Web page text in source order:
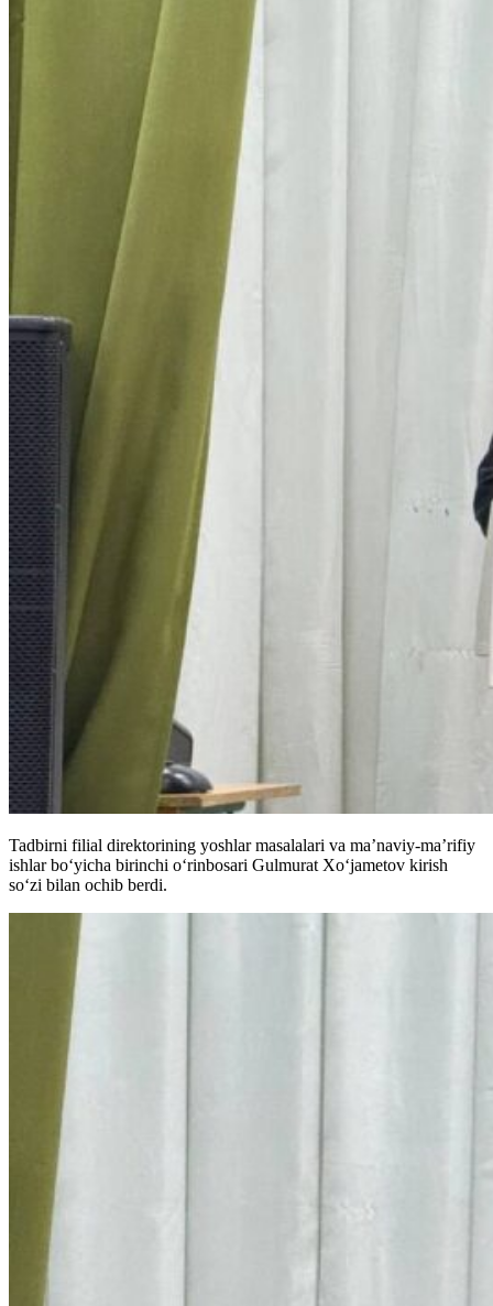
Tadbirni filial direktorining yoshlar masalalari va ma’naviy-ma’rifiy
ishlar bo‘yicha birinchi o‘rinbosari Gulmurat Xo‘jametov kirish
so‘zi bilan ochib berdi.